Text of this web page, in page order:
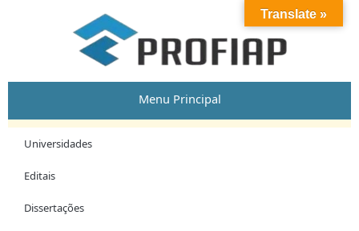
Menu Principal
Universidades
Editais
Dissertações
Translate »